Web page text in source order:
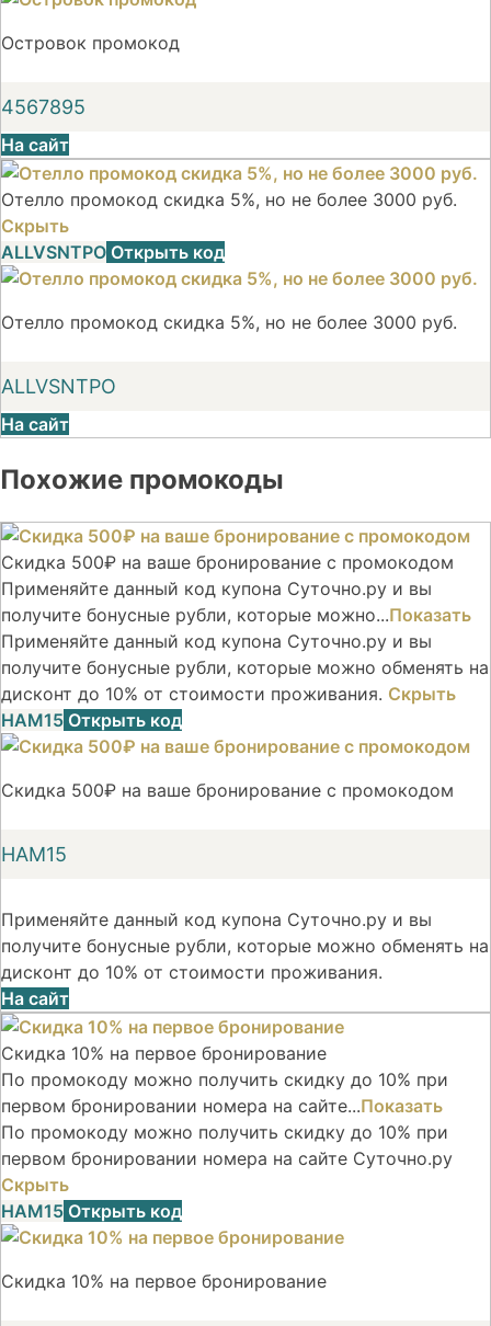
Островок промокод
4567895
На сайт
Отелло промокод скидка 5%, но не более 3000 руб.
Скрыть
ALLVSNTPO Открыть код
Отелло промокод скидка 5%, но не более 3000 руб.
ALLVSNTPO
На сайт
Похожие промокоды
Скидка 500₽ на ваше бронирование с промокодом
Применяйте данный код купона Суточно.ру и вы
получите бонусные рубли, которые можно...Показать
Применяйте данный код купона Суточно.ру и вы
получите бонусные рубли, которые можно обменять на
дисконт до 10% от стоимости проживания. Скрыть
НАМ15 Открыть код
Скидка 500₽ на ваше бронирование с промокодом
НАМ15
Применяйте данный код купона Суточно.ру и вы
получите бонусные рубли, которые можно обменять на
дисконт до 10% от стоимости проживания.
На сайт
Скидка 10% на первое бронирование
По промокоду можно получить скидку до 10% при
первом бронировании номера на сайте...Показать
По промокоду можно получить скидку до 10% при
первом бронировании номера на сайте Суточно.ру
Скрыть
НАМ15 Открыть код
Скидка 10% на первое бронирование